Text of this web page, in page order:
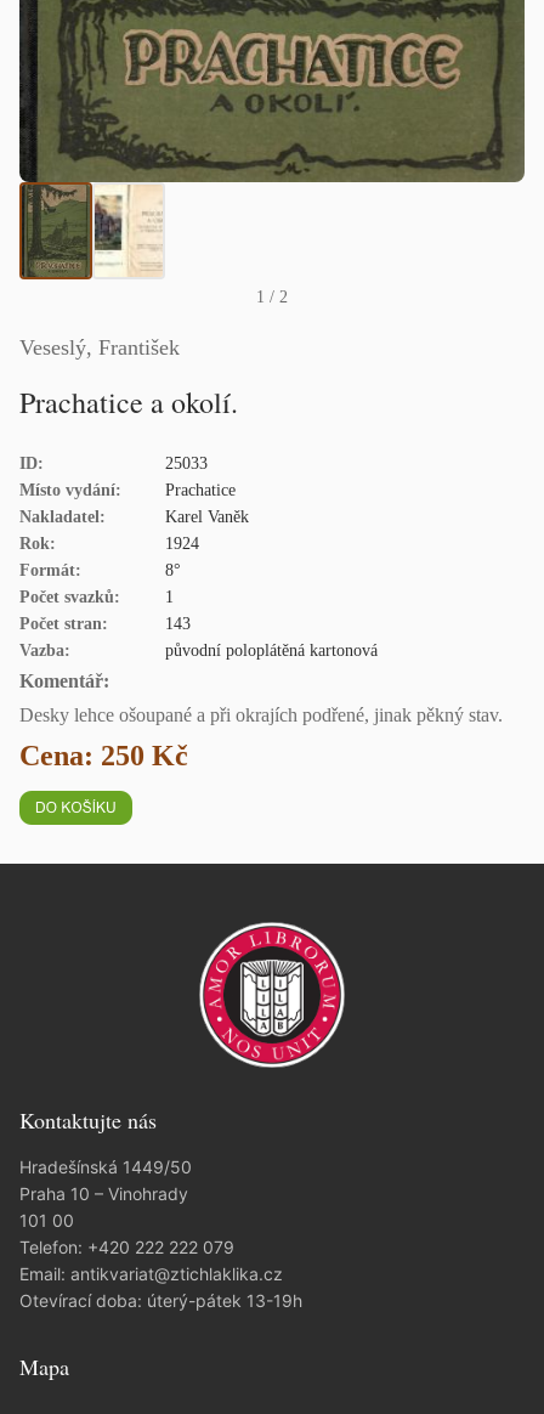
1 / 2
Veseslý, František
Prachatice a okolí.
ID:
25033
Místo vydání:
Prachatice
Nakladatel:
Karel Vaněk
Rok:
1924
Formát:
8°
Počet svazků:
1
Počet stran:
143
Vazba:
původní poloplátěná kartonová
Komentář:
Desky lehce ošoupané a při okrajích podřené, jinak pěkný stav.
Cena: 250 Kč
Kontaktujte nás
Hradešínská 1449/50
Praha 10 – Vinohrady
101 00
Telefon: +420 222 222 079
Email: antikvariat@ztichlaklika.cz
Otevírací doba: úterý-pátek 13-19h
Mapa